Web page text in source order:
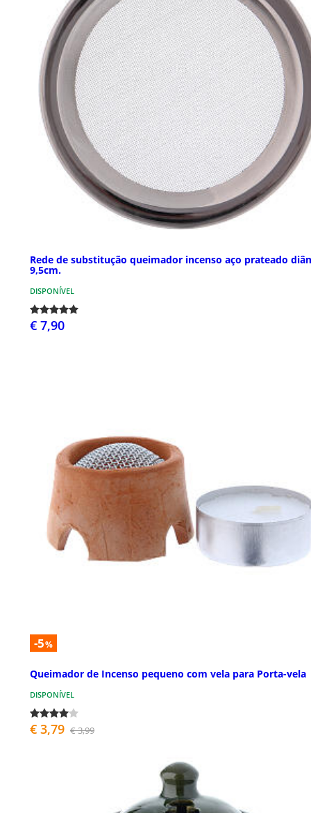
Rede de substitução queimador incenso aço prateado
9,5cm.
DISPONÍVEL
€ 7,90
-5%
Queimador de Incenso pequeno com vela para Porta-vela
DISPONÍVEL
€ 3,79 € 3,99